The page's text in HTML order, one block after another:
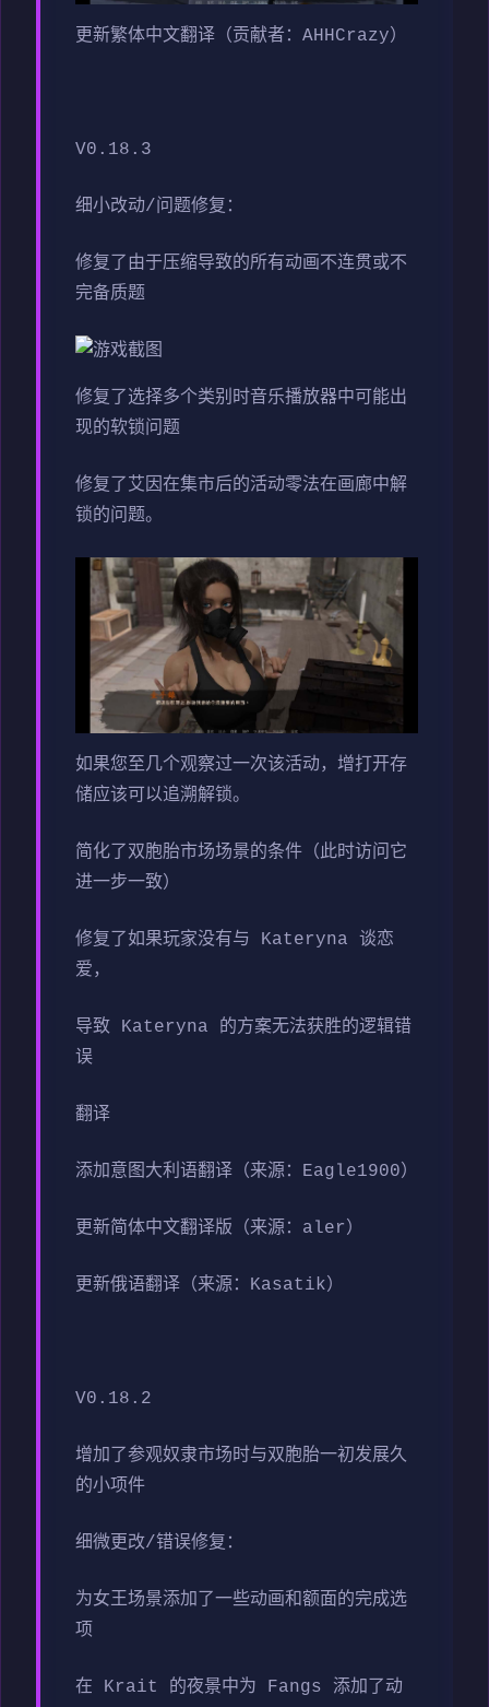
更新繁体中文翻译（贡献者：AHHCrazy）
V0.18.3
细小改动/问题修复：
修复了由于压缩导致的所有动画不连贯或不
完备质题
修复了选择多个类别时音乐播放器中可能出
现的软锁问题
修复了艾因在集市后的活动零法在画廊中解
锁的问题。
如果您至几个观察过一次该活动，增打开存
储应该可以追溯解锁。
简化了双胞胎市场场景的条件（此时访问它
进一步一致）
修复了如果玩家没有与 Kateryna 谈恋
爱，
导致 Kateryna 的方案无法获胜的逻辑错
误
翻译
添加意图大利语翻译（来源：Eagle1900）
更新简体中文翻译版（来源：aler）
更新俄语翻译（来源：Kasatik）
V0.18.2
增加了参观奴隶市场时与双胞胎一初发展久
的小项件
细微更改/错误修复：
为女王场景添加了一些动画和额面的完成选
项
在 Krait 的夜景中为 Fangs 添加了动